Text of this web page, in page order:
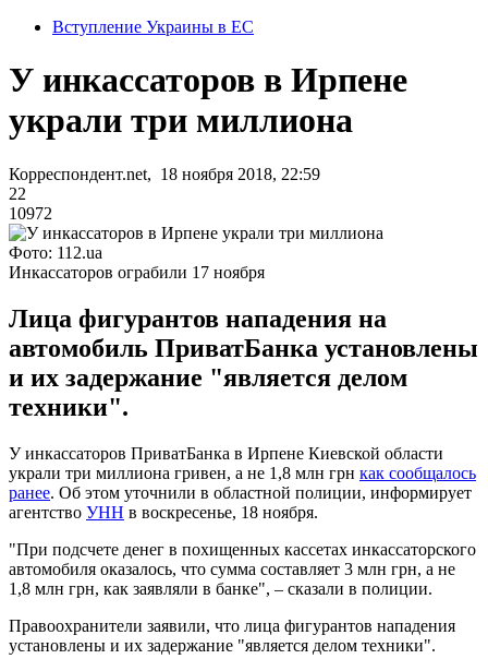
Вступление Украины в ЕС
У инкассаторов в Ирпене
украли три миллиона
Корреспондент.net, 18 ноября 2018, 22:59
22
10972
Фото: 112.ua
Инкассаторов ограбили 17 ноября
Лица фигурантов нападения на
автомобиль ПриватБанка установлены
и их задержание "является делом
техники".
У инкассаторов ПриватБанка в Ирпене Киевской области
украли три миллиона гривен, а не 1,8 млн грн как сообщалось
ранее. Об этом уточнили в областной полиции, информирует
агентство УНН в воскресенье, 18 ноября.
"При подсчете денег в похищенных кассетах инкассаторского
автомобиля оказалось, что сумма составляет 3 млн грн, а не
1,8 млн грн, как заявляли в банке", – сказали в полиции.
Правоохранители заявили, что лица фигурантов нападения
установлены и их задержание "является делом техники".